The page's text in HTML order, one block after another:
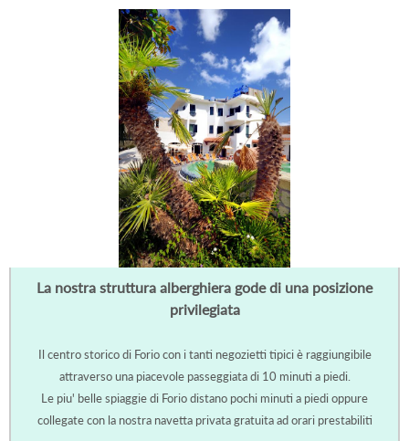
La nostra struttura alberghiera gode di una posizione
privilegiata
Il centro storico di Forio con i tanti negozietti tipici è raggiungibile
attraverso una piacevole passeggiata di 10 minuti a piedi.
Le piu' belle spiaggie di Forio distano pochi minuti a piedi oppure
collegate con la nostra navetta privata gratuita ad orari prestabiliti